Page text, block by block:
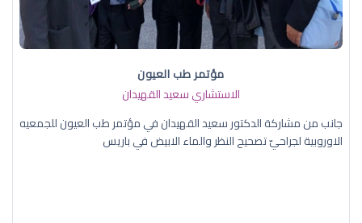
مؤتمر طب العيون
الاستشاري سعيد القهيدان
جانب من مشاركة الدكتور سعيد القهيدان في مؤتمر طب العيون للجمعيه
الاوروبية لجراحيّ تصحيح النظر والماء الابيض في باريس